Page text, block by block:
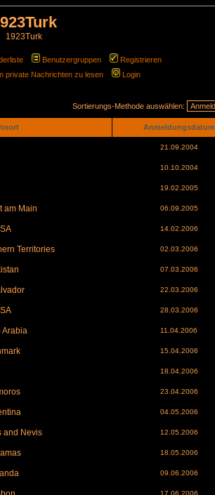
1923Turk
Benutzergruppen
Registrieren
private Nachrichten zu lesen Login
Sortierungs-Methode auswählen:
Anmeldungsdatum
21.09.2004
10.10.2004
19.02.2005
am Main 06.09.2005
14.02.2006
Territories 02.03.2006
07.03.2006
22.03.2006
28.03.2006
Arabia 11.04.2006
15.04.2006
18.04.2006
23.04.2006
04.05.2006
and Nevis 12.05.2006
18.05.2006
09.06.2006
17.06.2006